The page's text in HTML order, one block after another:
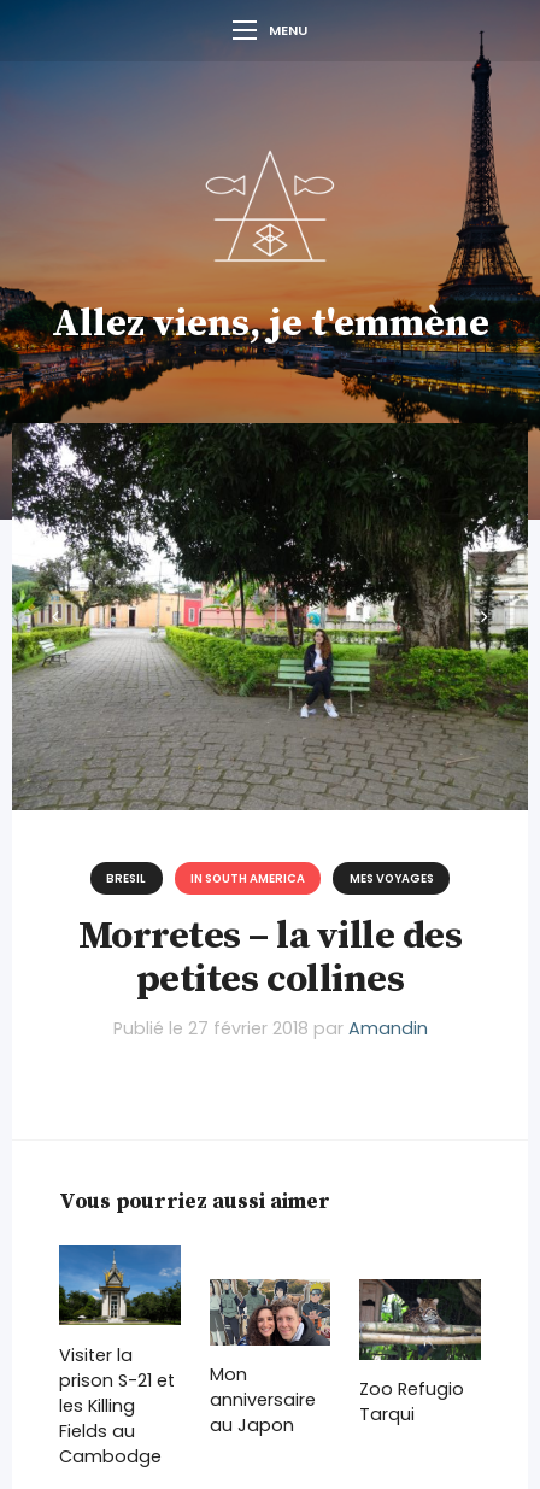
MENU
Allez viens, je t'emmène
BRESIL IN SOUTH AMERICA MES VOYAGES
Morretes – la ville des
petites collines
Publié le 27 février 2018 par Amandin
Vous pourriez aussi aimer
Visiter la
prison S-21 et
les Killing
Fields au
Cambodge
Mon
anniversaire
au Japon
Zoo Refugio
Tarqui